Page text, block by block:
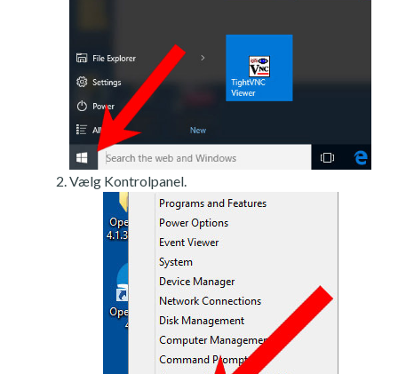
Vælg Kontrolpanel.